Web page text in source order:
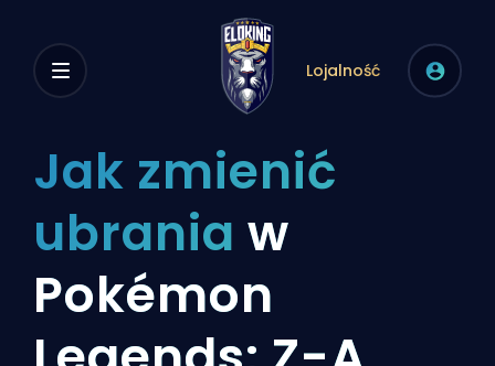
Lojalność
Jak zmienić
ubrania w
Pokémon